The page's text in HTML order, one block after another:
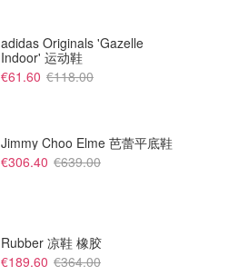
adidas Originals 'Gazelle
Indoor' 运动鞋
€61.60 €118.00
Jimmy Choo Elme 芭蕾平底鞋
€306.40 €639.00
Rubber 凉鞋 橡胶
€189.60 €364.00